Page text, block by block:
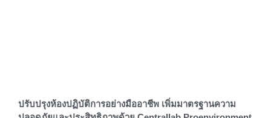
ปรับปรุงห้องปฏิบัติการอย่างมืออาชีพ เพิ่มมาตรฐานความ